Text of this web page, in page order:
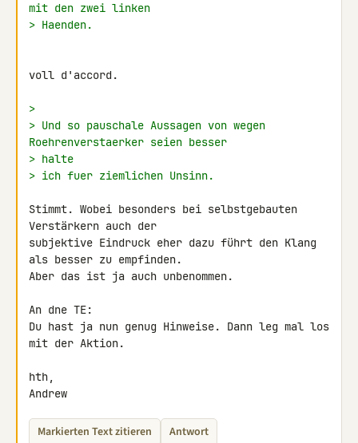
mit den zwei linken
> Haenden.
voll d'accord.
>
> Und so pauschale Aussagen von wegen
Roehrenverstaerker seien besser
> halte
> ich fuer ziemlichen Unsinn.
Stimmt. Wobei besonders bei selbstgebauten
Verstärkern auch der
subjektive Eindruck eher dazu führt den Klang
als besser zu empfinden.
Aber das ist ja auch unbenommen.
An dne TE:
Du hast ja nun genug Hinweise. Dann leg mal los
mit der Aktion.
hth,
Andrew
Markierten Text zitieren Antwort